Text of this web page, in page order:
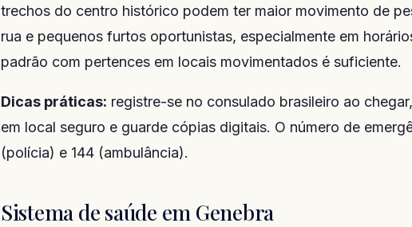
trechos do centro histórico podem ter maior movimento de
rua e pequenos furtos oportunistas, especialmente em
padrão com pertences em locais movimentados é suficiente.
Dicas práticas: registre-se no consulado brasileiro ao
em local seguro e guarde cópias digitais. O número de
(polícia) e 144 (ambulância).
Sistema de saúde em Genebra